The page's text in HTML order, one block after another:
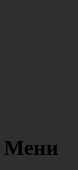
Мени